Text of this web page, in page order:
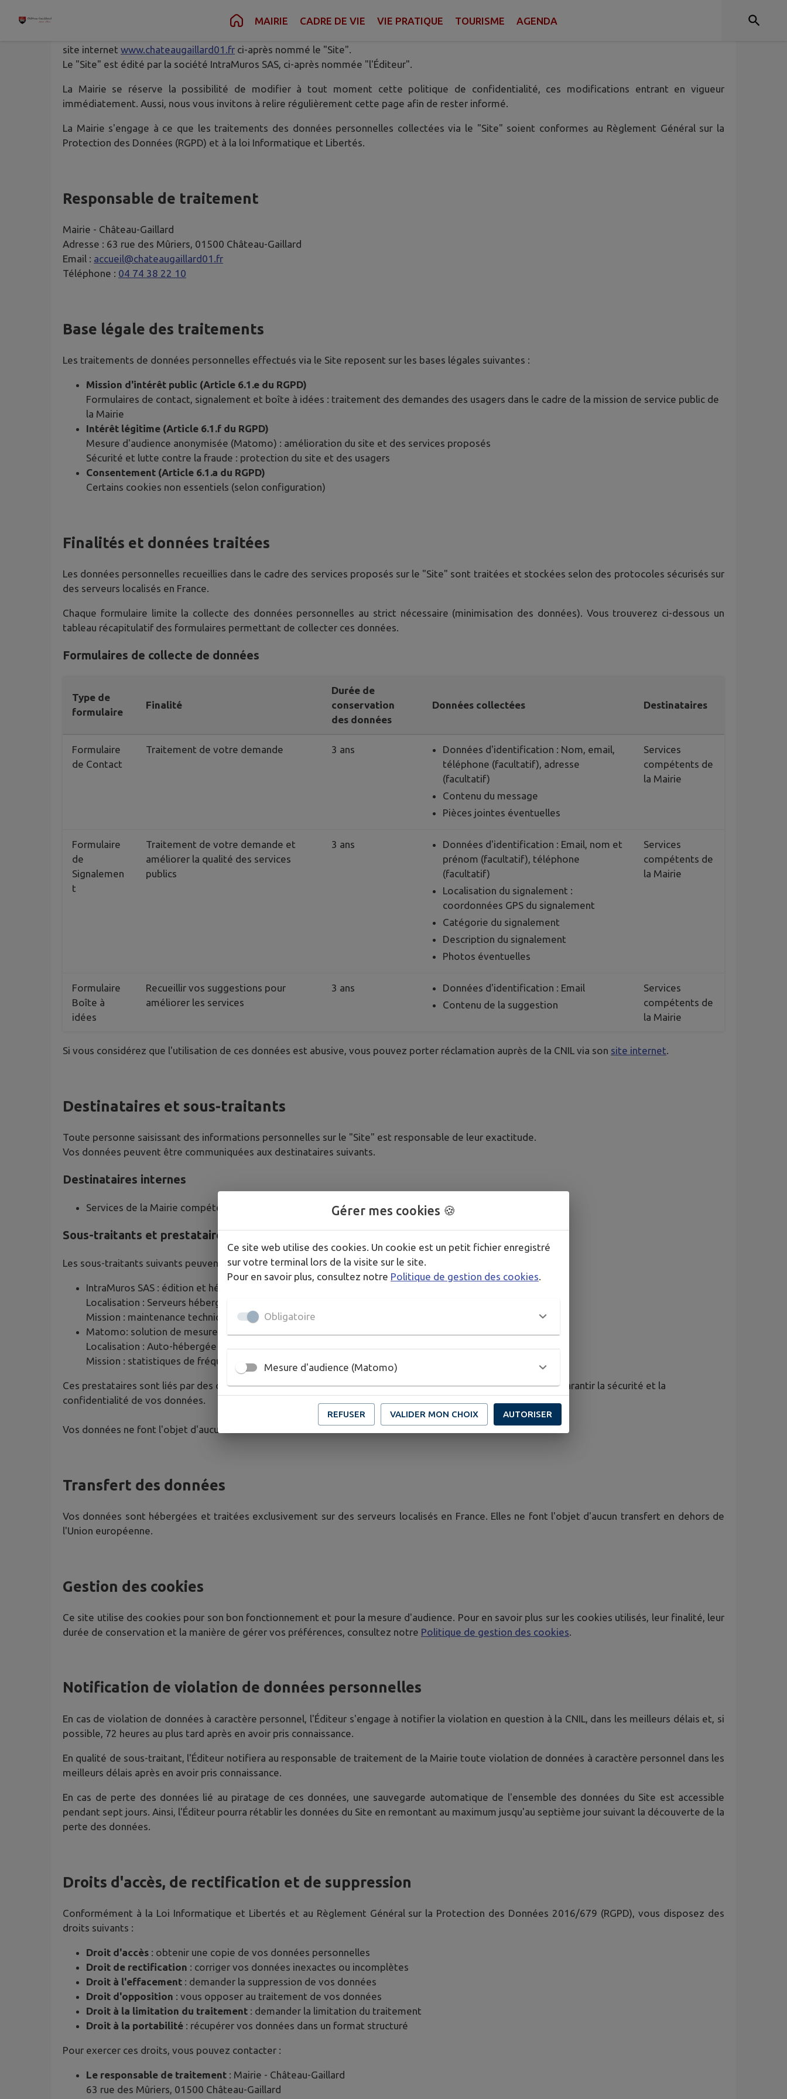
Contenu MAIRIE CADRE DE VIE VIE PRATIQUE TOURISME AGENDA
site internet www.chateaugaillard01.fr ci-après nommé le "Site".
Le "Site" est édité par la société IntraMuros SAS, ci-après nommée "l'Éditeur".
La Mairie se réserve la possibilité de modifier à tout moment cette politique de confidentialité, ces modifications entrant en vigueur
immédiatement. Aussi, nous vous invitons à relire régulièrement cette page afin de rester informé.
La Mairie s'engage à ce que les traitements des données personnelles collectées via le "Site" soient conformes au Règlement Général sur la
Protection des Données (RGPD) et à la loi Informatique et Libertés.
Responsable de traitement
Mairie - Château-Gaillard
Adresse : 63 rue des Mûriers, 01500 Château-Gaillard
Email : accueil@chateaugaillard01.fr
Téléphone : 04 74 38 22 10
Base légale des traitements
Les traitements de données personnelles effectués via le Site reposent sur les bases légales suivantes :
Mission d'intérêt public (Article 6.1.e du RGPD)
Formulaires de contact, signalement et boîte à idées : traitement des demandes des usagers dans le cadre de la mission de service public de
la Mairie
Intérêt légitime (Article 6.1.f du RGPD)
Mesure d'audience anonymisée (Matomo) : amélioration du site et des services proposés
Sécurité et lutte contre la fraude : protection du site et des usagers
Consentement (Article 6.1.a du RGPD)
Certains cookies non essentiels (selon configuration)
Finalités et données traitées
Les données personnelles recueillies dans le cadre des services proposés sur le "Site" sont traitées et stockées selon des protocoles sécurisés sur
des serveurs localisés en France.
Chaque formulaire limite la collecte des données personnelles au strict nécessaire (minimisation des données). Vous trouverez ci-dessous un
tableau récapitulatif des formulaires permettant de collecter ces données.
Formulaires de collecte de données
Type de
formulaire
Finalité
Durée de
conservation
des données
Données collectées Destinataires
Formulaire
de Contact
Traitement de votre demande 3 ans
Données d'identification : Nom, email,
téléphone (facultatif), adresse
(facultatif)
Contenu du message
Pièces jointes éventuelles
Services
compétents de
la Mairie
Formulaire
de
Signalemen
t
Traitement de votre demande et
améliorer la qualité des services
publics
3 ans
Données d'identification : Email, nom et
prénom (facultatif), téléphone
(facultatif)
Localisation du signalement :
coordonnées GPS du signalement
Catégorie du signalement
Description du signalement
Photos éventuelles
Services
compétents de
la Mairie
Formulaire
Boîte à
idées
Recueillir vos suggestions pour
améliorer les services
3 ans
Données d'identification : Email
Contenu de la suggestion
Services
compétents de
la Mairie
Si vous considérez que l'utilisation de ces données est abusive, vous pouvez porter réclamation auprès de la CNIL via son site internet.
Destinataires et sous-traitants
Toute personne saisissant des informations personnelles sur le "Site" est responsable de leur exactitude.
Vos données peuvent être communiquées aux destinataires suivants.
Destinataires internes
Services de la Mairie compétents selon la nature de votre demande
Sous-traitants et prestataires techniques
Les sous-traitants suivants peuvent accéder à vos données dans le cadre strict de leurs missions :
IntraMuros SAS : édition et hébergement du site internet
Localisation : Serveurs hébergés par AWS France, situés en France
Mission : maintenance technique, hébergement sécurisé
Matomo: solution de mesure d'audience
Localisation : Auto-hébergée
Mission : statistiques de fréquentation anonymisées
Ces prestataires sont liés par des contrats de sous-traitance conformes à l'article 28 du RGPD et s'engagent à garantir la sécurité et la
confidentialité de vos données.
Vos données ne font l'objet d'aucune cession ou vente à des fins commerciales.
Transfert des données
Vos données sont hébergées et traitées exclusivement sur des serveurs localisés en France. Elles ne font l'objet d'aucun transfert en dehors de
l'Union européenne.
Gestion des cookies
Ce site utilise des cookies pour son bon fonctionnement et pour la mesure d'audience. Pour en savoir plus sur les cookies utilisés, leur finalité, leur
durée de conservation et la manière de gérer vos préférences, consultez notre Politique de gestion des cookies.
Notification de violation de données personnelles
En cas de violation de données à caractère personnel, l'Éditeur s'engage à notifier la violation en question à la CNIL, dans les meilleurs délais et, si
possible, 72 heures au plus tard après en avoir pris connaissance.
En qualité de sous-traitant, l'Éditeur notifiera au responsable de traitement de la Mairie toute violation de données à caractère personnel dans les
meilleurs délais après en avoir pris connaissance.
En cas de perte des données lié au piratage de ces données, une sauvegarde automatique de l'ensemble des données du Site est accessible
pendant sept jours. Ainsi, l'Éditeur pourra rétablir les données du Site en remontant au maximum jusqu'au septième jour suivant la découverte de la
perte des données.
Droits d'accès, de rectification et de suppression
Conformément à la Loi Informatique et Libertés et au Règlement Général sur la Protection des Données 2016/679 (RGPD), vous disposez des
droits suivants :
Droit d'accès : obtenir une copie de vos données personnelles
Droit de rectification : corriger vos données inexactes ou incomplètes
Droit à l'effacement : demander la suppression de vos données
Droit d'opposition : vous opposer au traitement de vos données
Droit à la limitation du traitement : demander la limitation du traitement
Droit à la portabilité : récupérer vos données dans un format structuré
Pour exercer ces droits, vous pouvez contacter :
Le responsable de traitement : Mairie - Château-Gaillard
63 rue des Mûriers, 01500 Château-Gaillard
Gérer mes cookies 🍪
Ce site web utilise des cookies. Un cookie est un petit fichier enregistré
sur votre terminal lors de la visite sur le site.
Pour en savoir plus, consultez notre Politique de gestion des cookies
Obligatoire
Mesure d'audience (Matomo)
REFUSER VALIDER MON CHOIX AUTORISER